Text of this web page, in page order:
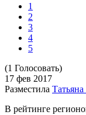
1
2
3
4
5
(1 Голосовать)
17 фев 2017
Разместила
В рейтинге